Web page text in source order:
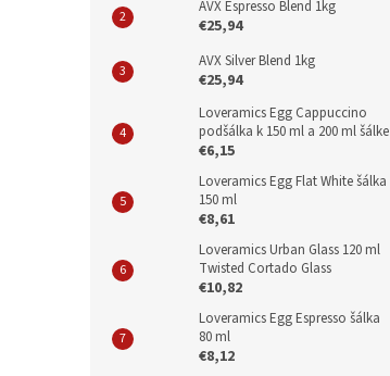
AVX Espresso Blend 1kg
€25,94
AVX Silver Blend 1kg
€25,94
Loveramics Egg Cappuccino
podšálka k 150 ml a 200 ml šálke
€6,15
Loveramics Egg Flat White šálka
150 ml
€8,61
Loveramics Urban Glass 120 ml
Twisted Cortado Glass
€10,82
Loveramics Egg Espresso šálka
80 ml
€8,12